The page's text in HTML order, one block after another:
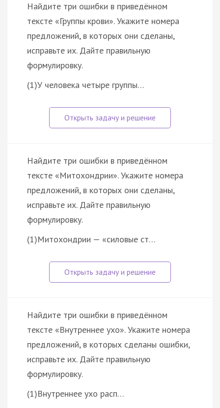
Найдите три ошибки в приведённом
тексте «Группы крови». Укажите номера
предложений, в которых они сделаны,
исправьте их. Дайте правильную
формулировку.
(1)У человека четыре группы…
Найдите три ошибки в приведённом
тексте «Митохондрии». Укажите номера
предложений, в которых они сделаны,
исправьте их. Дайте правильную
формулировку.
(1)Митохондрии — «силовые ст…
Найдите три ошибки в приведённом
тексте «Внутреннее ухо». Укажите номера
предложений, в которых сделаны ошибки,
исправьте их. Дайте правильную
формулировку.
(1)Внутреннее ухо расп…